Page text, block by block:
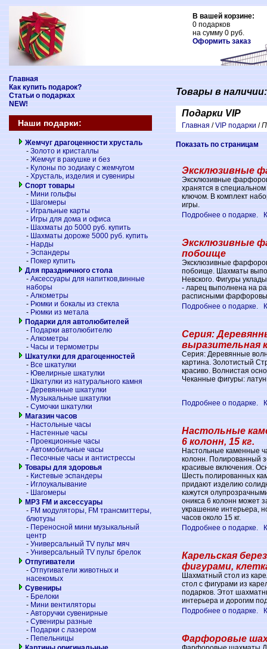
Главная
Как купить подарок?
Статьи о подарках
NEW!
Наши подарки:
Жемчуг драгоценности хрусталь
- Золото и кристаллы
- Жемчуг в ракушке и без
- Кулоны по зодиаку с жемчугом
- Хрусталь, изделия и сувениры
Спорт товары
- Мини гольфы
- Шагомеры
- Игральные карты
- Игры для дома и офиса
- Шахматы до 5000 руб. купить
- Шахматы дороже 5000 руб. купить
- Нарды
- Эспандеры
- Покер купить
Для праздничного стола
- Аксессуары для напитков,винные
наборы
- Алкометры
- Рюмки и бокалы из стекла
- Рюмки из метала
Подарки для автолюбителей
- Подарки автолюбителю
- Алкометры
- Часы и термометры
Шкатулки для драгоценностей
- Все шкатулки
- Ювелирные шкатулки
- Шкатулки из натурального камня
- Деревянные шкатулки
- Музыкальные шкатулки
- Сумочки шкатулки
Магазин часов
- Настольные часы
- Настенные часы
- Проекционные часы
- Автомобильные часы
- Песочные часы и антистрессы
Товары для здоровья
- Кистевые эспандеры
- Иглоукалывание
- Шагомеры
MP3 FM и аксессуары
- FM модуляторы, FM трансмиттеры,
блютузы
- Переносной мини музыкальный
центр
- Универсальный TV пульт мяч
- Универсальный TV пульт брелок
Отпугиватели
- Отпугиватели животных и
насекомых
Сувениры
- Брелоки
- Мини вентиляторы
- Авторучки сувенирные
- Сувениры разные
- Подарки с лазером
- Пепельницы
Товары в наличии:
Подарки VIP
Главная /VIP подарки /
Показать по страницам
Эксклюзивные
Эксклюзивные
хранятся в
ключом. В комплект
игры.
Подробнее о подарке.
Эксклюзивные
побоище
Эксклюзивные
побоище. Шахматы
Невского. Фигуры
- ларец выполнена на
расписными
Подробнее о подарке.
Серия:
выразительная
Серия: Деревянные
картина. Золотистый
красиво. Волнистая
Чеканные фигуры:
Подробнее о подарке.
Настольные
6 колонн, 15 кг.
Настольные каменные
колонн. Полированный
красивые включения.
Шесть полированных
придают изделию
кажутся
оникса 6 колонн может
украшение интерьера,
часов около 15 кг.
Подробнее о подарке.
Карельская
фигурами,
Шахматный стол из
стол с фигурами из
подарков. Этот
интерьера и дорогим
Подробнее о подарке.
Фарфоровые